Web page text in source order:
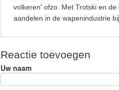
volkeren' ofzo. Met Trotski en
aandelen in de wapenindustrie
Reactie toevoegen
Uw naam